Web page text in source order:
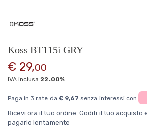
Koss BT115i GRY
€ 29,00
IVA inclusa 22.00%
Paga in 3 rate da € 9,67 senza interessi con
Ricevi ora il tuo ordine. Goditi il tuo acquisto
pagarlo lentamente